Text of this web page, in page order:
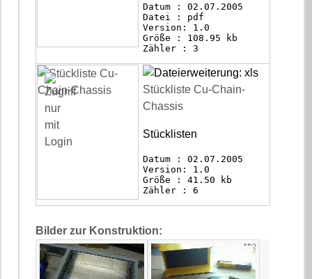
Datum : 02.07.2005
Datei : pdf
Version: 1.0
Größe : 108.95 kb
Zähler : 3
Stückliste Cu-Chain-
Chassis
Stücklisten
Datum : 02.07.2005
Version: 1.0
Größe : 41.50 kb
Zähler : 6
Bilder zur Konstruktion: